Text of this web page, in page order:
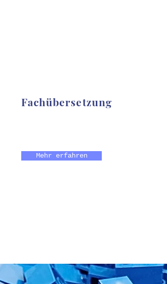
Fachübersetzung
Mehr erfahren